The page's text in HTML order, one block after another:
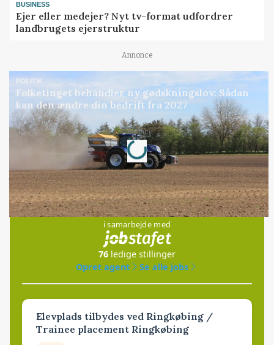
BUSINESS
Ejer eller medejer? Nyt tv-format udfordrer
landbrugets ejerstruktur
Annonce
POLITIK
Folketinget behandler ny gødskningslov: Sådan
kan den ændre din bedrift fra 2027
Annonce
Loading...
Jobs
i samarbejde med
76 ledige stillinger
Opret agent
Se alle jobs
Elevplads tilbydes ved Ringkøbing /
Trainee placement Ringkøbing